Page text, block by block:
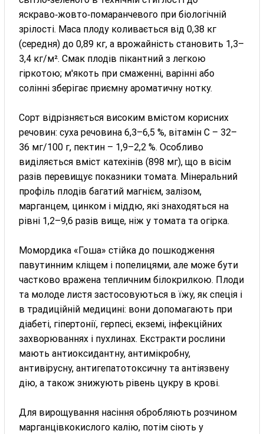
яскраво‑жовто‑помаранчевого при біологічній
зрілості. Маса плоду коливається від 0,38 кг
(середня) до 0,89 кг, а врожайність становить 1,3–
3,4 кг/м². Смак плодів пікантний з легкою
гіркотою; м'якоть при смаженні, варінні або
солінні зберігає приємну ароматичну нотку.
Сорт відрізняється високим вмістом корисних
речовин: суха речовина 6,3–6,5 %, вітамін C – 32–
36 мг/100 г, пектин – 1,9–2,2 %. Особливо
виділяється вміст катехінів (898 мг), що в вісім
разів перевищує показники томата. Мінеральний
профіль плодів багатий магнієм, залізом,
марганцем, цинком і міддю, які знаходяться на
рівні 1,2–9,6 разів вище, ніж у томата та огірка.
Момордика «Гоша» стійка до пошкодження
павутинним кліщем і попелицями, але може бути
частково вражена тепличним білокрилкою. Плоди
та молоде листя застосовуються в їжу, як спеція і
в традиційній медицині: вони допомагають при
діабеті, гіпертонії, герпесі, екземі, інфекційних
захворюваннях і пухлинах. Екстракти рослини
мають антиоксидантну, антимікробну,
антивірусну, антигепатотоксичну та антіязвену
дію, а також знижують рівень цукру в крові.
Для вирощування насіння обробляють розчином
марганцівкокислого калію, потім сіють у